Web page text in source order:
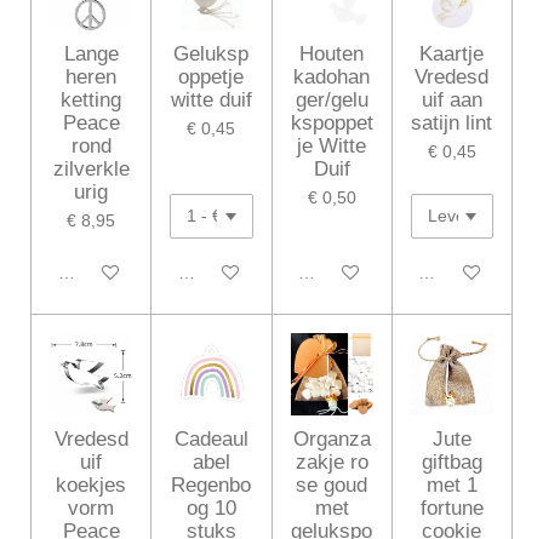
Lange
heren
ketting
Peace
rond
zilverkle
urig
€ 8,95
In winkelwagen
Geluksp
oppetje
witte duif
€ 0,45
In winkelwagen
Houten
kadohan
ger/gelu
kspoppet
je Witte
Duif
€ 0,50
In winkelwagen
Kaartje
Vredesd
uif aan
satijn lint
€ 0,45
In winkelwagen
Vredesd
uif
koekjes
vorm
Peace
Cadeaul
abel
Regenbo
og 10
stuks
Organza
zakje ro
se goud
met
gelukspo
Jute
giftbag
met 1
fortune
cookie